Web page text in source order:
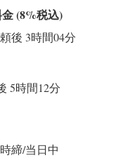
(8%税込)
後 3時間04分
5時間12分
締/当日中